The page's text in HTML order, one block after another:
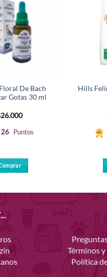
De Bach
Gotas 30 ml
26.000
26 Puntos
Hills
Términos
Política